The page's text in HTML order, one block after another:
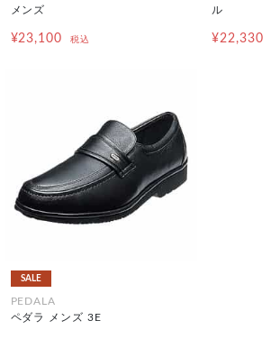
メンズ
¥23,100 税込
ル
¥22,330
SALE
PEDALA
ペダラ メンズ 3E